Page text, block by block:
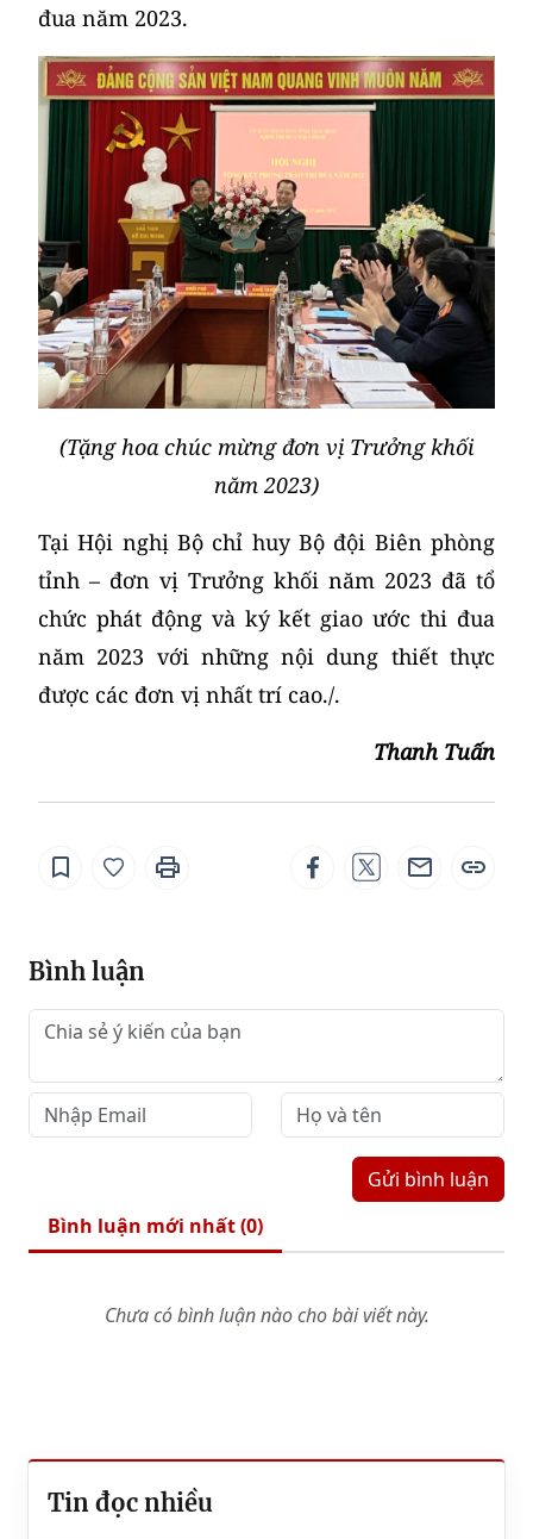
đua năm 2023.
(Tặng hoa chúc mừng đơn vị Trưởng khối
năm 2023)
Tại Hội nghị Bộ chỉ huy Bộ đội Biên phòng
tỉnh – đơn vị Trưởng khối năm 2023 đã tổ
chức phát động và ký kết giao ước thi đua
năm 2023 với những nội dung thiết thực
được các đơn vị nhất trí cao./.
Thanh Tuấn
Bình luận
Gửi bình luận
Bình luận mới nhất (0)
Chưa có bình luận nào cho bài viết này.
Tin đọc nhiều